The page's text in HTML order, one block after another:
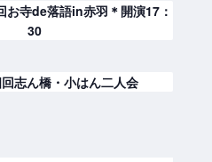
寺de落語in赤羽＊開演17：
30
志ん橋・小はん二人会